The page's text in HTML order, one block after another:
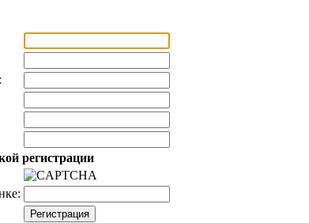
регистрации